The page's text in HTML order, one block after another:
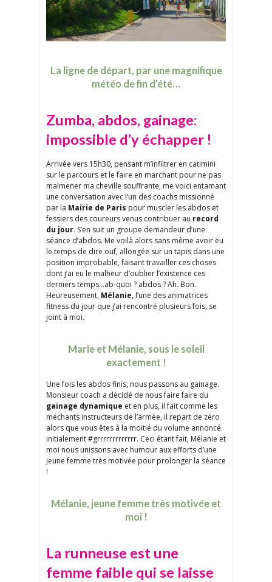
La ligne de départ, par une magnifique
météo de fin d’été…
Zumba, abdos, gainage:
impossible d’y échapper !
Arrivée vers 15h30, pensant m’infiltrer en catimini
sur le parcours et le faire en marchant pour ne pas
malmener ma cheville souffrante, me voici entamant
une conversation avec l’un des coachs missionné
par la Mairie de Paris pour muscler les abdos et
fessiers des coureurs venus contribuer au record
du jour. S’en suit un groupe demandeur d’une
séance d’abdos. Me voilà alors sans même avoir eu
le temps de dire ouf, allongée sur un tapis dans une
position improbable, faisant travailler ces choses
dont j’ai eu le malheur d’oublier l’existence ces
derniers temps…ab-quoi ? abdos ? Ah. Bon.
Heureusement, Mélanie, l’une des animatrices
fitness du jour que j’ai rencontré plusieurs fois, se
joint à moi.
Marie et Mélanie, sous le soleil
exactement !
Une fois les abdos finis, nous passons au gainage.
Monsieur coach a décidé de nous faire faire du
gainage dynamique et en plus, il fait comme les
méchants instructeurs de l’armée, il repart de zéro
alors que vous êtes à la moitié du volume annoncé
initialement #grrrrrrrrrrrrr. Ceci étant fait, Mélanie et
moi nous unissons avec humour aux efforts d’une
jeune femme très motivée pour prolonger la séance
!
Mélanie, jeune femme très motivée et
moi !
La runneuse est une
femme faible qui se laisse